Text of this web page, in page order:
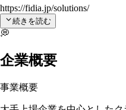
https://fidia.jp/solutions/
続きを読む
💭
企業概要
事業概要